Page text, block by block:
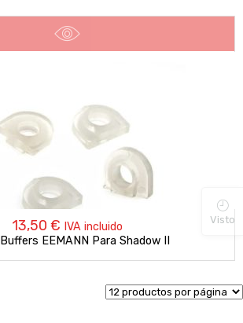
13,50 € IVA incluido
EEMANN Para Shadow II
Visto